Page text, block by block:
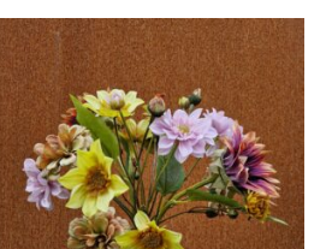
Toevoegen
aan
verlanglijst